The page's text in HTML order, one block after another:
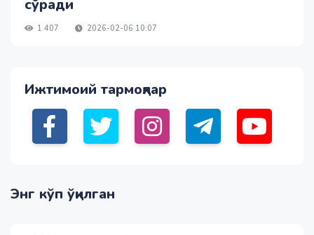
сўради
1 407 2026-02-06 10:07
Ижтимоий тармоқлар
Энг кўп ўқилган